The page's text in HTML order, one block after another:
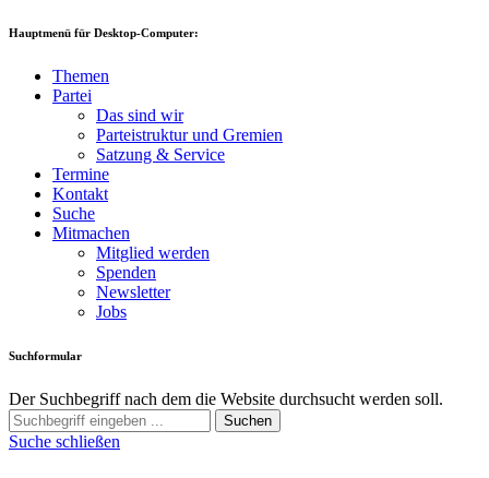
Hauptmenü für Desktop-Computer:
Themen
Partei
Das sind wir
Parteistruktur und Gremien
Satzung & Service
Termine
Kontakt
Suche
Mitmachen
Mitglied werden
Spenden
Newsletter
Jobs
Suchformular
Der Suchbegriff nach dem die Website durchsucht werden soll.
Suchen
Suche schließen